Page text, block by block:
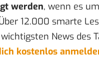
werden, wenn es
12.000 smarte
News des
kostenlos